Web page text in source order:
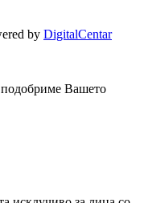
by DigitalCentar
Вашето